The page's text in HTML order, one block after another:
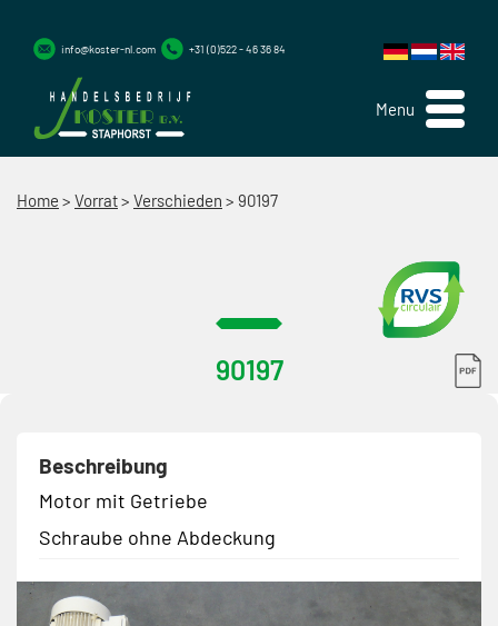
Menu
info@koster-nl.com +31 (0)522 - 46 36 84
Home > Vorrat> Verschieden > 90197
90197
Beschreibung
Motor mit Getriebe
Schraube ohne Abdeckung